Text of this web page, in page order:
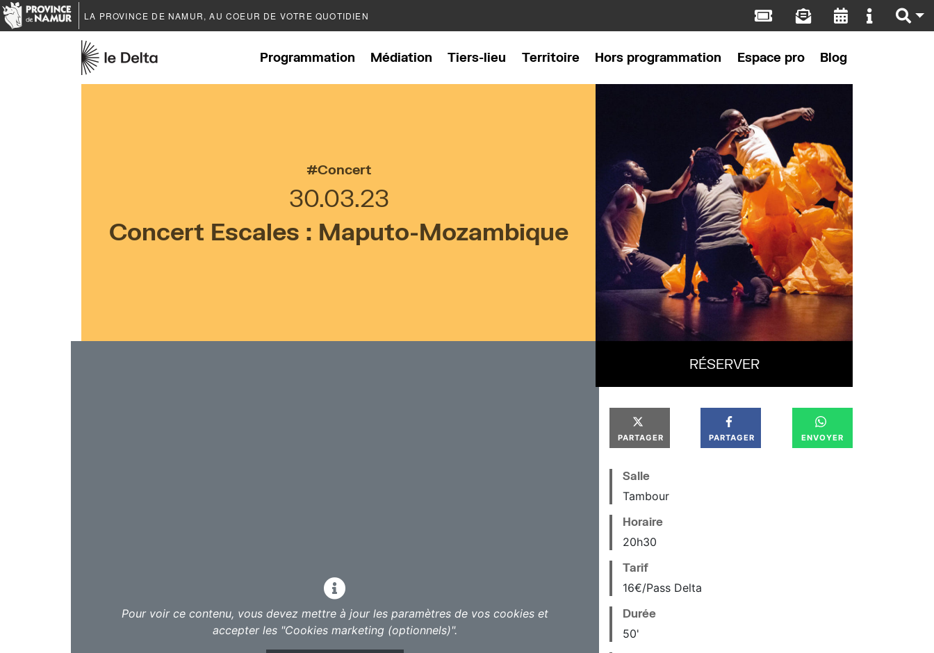
LA PROVINCE DE NAMUR, AU COEUR DE VOTRE QUOTIDIEN
Programmation Médiation Tiers-lieu Territoire Hors programmation Espace pro Blog
Concert
30.03.23
Concert Escales : Maputo-Mozambique
Pour voir ce contenu, vous devez mettre à jour les paramètres de vos cookies et
accepter les "Cookies marketing (optionnels)".
José Joaquim Sitoe Dimas Tivane
Lourenço Vasco Lourenço– jonglerie, percussions, chant, danse
RÉSERVER
PARTAGER PARTAGER ENVOYER
Salle
Tambour
Horaire
20h30
Tarif
16€/Pass Delta
Durée
50'